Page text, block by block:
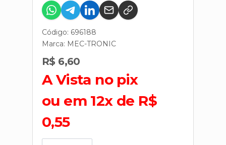
Código: 696188
Marca: MEC-TRONIC
R$ 6,60
A Vista no pix
ou em 12x de R$
0,55